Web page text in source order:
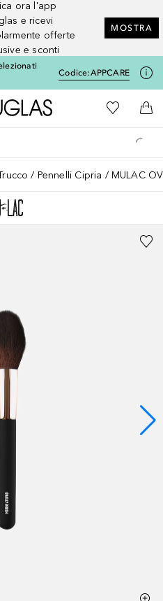
ora l'app
e ricevi
offerte
e sconti
MOSTRA
Codice:APPCARE
A Douglas HomeAlla Mia
Al
Pennelli Cipria MULAC